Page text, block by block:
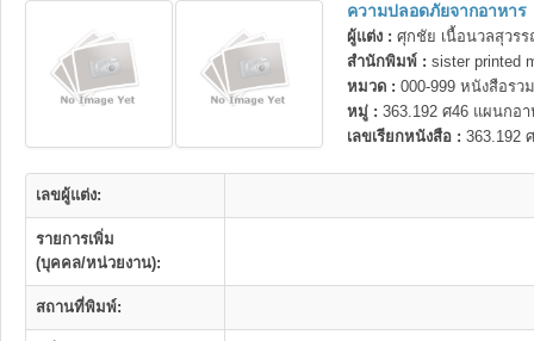
ความปลอดภัยจากอาหาร
ผู้แต่ง : ศุกชัย เนื้อนวลสุวร
สำนักพิมพ์ : sister printed
หมวด : 000-999 หนังสือรว
หมู่ : 363.192 ศ46 แผนกอา
เลขเรียกหนังสือ : 363.192
เลขผู้แต่ง:
รายการเพิ่ม
(บุคคล/หน่วยงาน):
สถานที่พิมพ์: